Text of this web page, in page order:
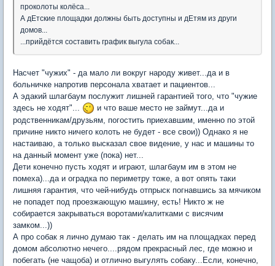
проколоты колёса...
А дЕтские площадки должны быть доступны и дЕтям из други
домов...
...прийдётся составить график выгула собак...
Насчет "чужих" - да мало ли вокруг народу живет...да и в
больничке напротив персонала хватает и пациентов...
А эдакий шлагбаум послужит лишней гарантией того, что "чужие
здесь не ходят"...
и что ваше место не займут...да и
родственникам/друзьям, погостить приехавшим, именно по этой
причине никто ничего колоть не будет - все свои)) Однако я не
настаиваю, а только высказал свое видение, у нас и машины то
на данный момент уже (пока) нет...
Дети конечно пусть ходят и играют, шлагбаум им в этом не
помеха)...да и оградка по периметру тоже, а вот опять таки
лишняя гарантия, что чей-нибудь отпрыск погнавшись за мячиком
не попадет под проезжающую машину, есть! Никто ж не
собирается закрываться воротами/калитками с висячим
замком...))
А про собак я лично думаю так - делать им на площадках перед
домом абсолютно нечего....рядом прекрасный лес, где можно и
побегать (не чащоба) и отлично выгулять собаку...Если, конечно,